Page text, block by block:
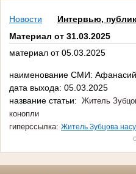
Новости
Интервью,
Материал от 31.03.2025
материал от 05.03.2025
наименование СМИ: Афанасий
дата выхода: 05.03.2025
название статьи: Житель
конопли
гиперссылка: Житель Зубцова